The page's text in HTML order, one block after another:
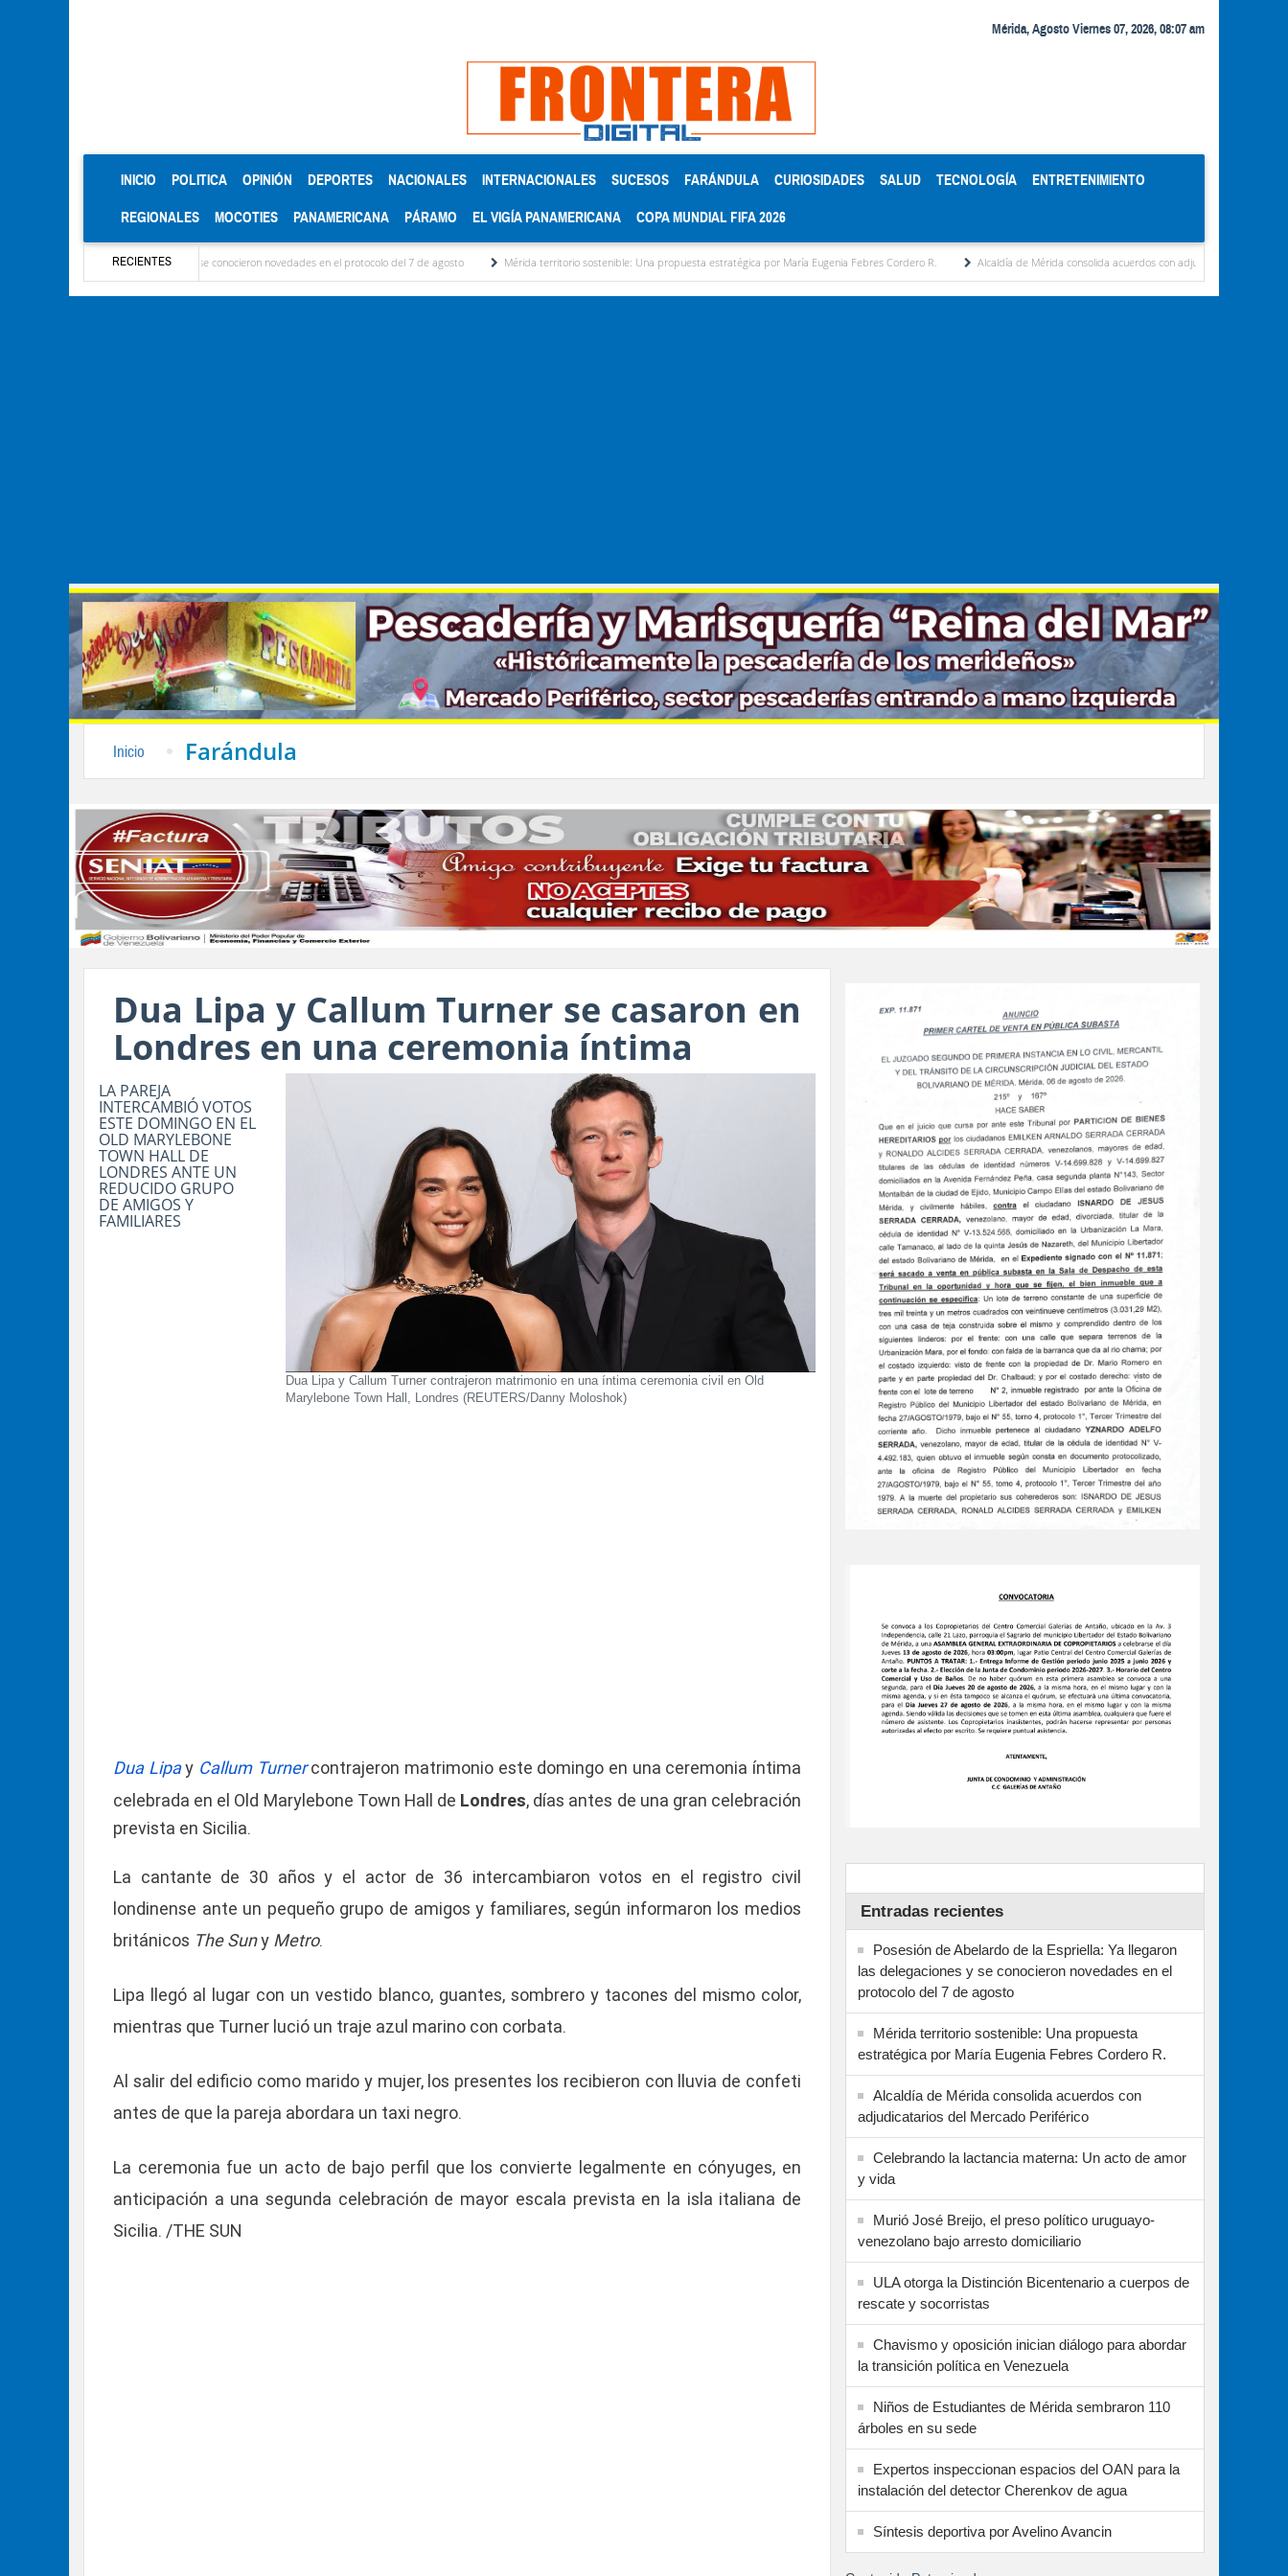
Mérida, Agosto Viernes 07, 2026, 08:07 am
INICIO (CURRENT)
POLITICA OPINIÓN DEPORTES NACIONALES INTERNACIONALES SUCESOS FARÁNDULA CURIOSIDADES SALUD TECNOLOGÍA ENTRETENIMIENTO
REGIONALES MOCOTIES PANAMERICANA PÁRAMO EL VIGÍA PANAMERICANA COPA MUNDIAL FIFA 2026
RECIENTES
llegaron las delegaciones y se conocieron novedades en el protocolo del 7 de agosto Mérida territorio sostenible: Una propuesta estratégica por María Eugenia Febres Cordero R. Alcaldía de Mérida consolida acuerdos con adjudicatarios del Mercado Periférico
Inicio Farándula
Dua Lipa y Callum Turner se casaron en
Londres en una ceremonia íntima
Dua Lipa y Callum Turner contrajeron matrimonio en una íntima ceremonia civil en Old
Marylebone Town Hall, Londres (REUTERS/Danny Moloshok)
LA PAREJA
INTERCAMBIÓ VOTOS
ESTE DOMINGO EN EL
OLD MARYLEBONE
TOWN HALL DE
LONDRES ANTE UN
REDUCIDO GRUPO
DE AMIGOS Y
FAMILIARES
Dua Lipa y Callum Turner contrajeron matrimonio este domingo en una ceremonia íntima
celebrada en el Old Marylebone Town Hall de Londres, días antes de una gran celebración
prevista en Sicilia.
La cantante de 30 años y el actor de 36 intercambiaron votos en el registro civil
londinense ante un pequeño grupo de amigos y familiares, según informaron los medios
británicos The Suny Metro.
Lipa llegó al lugar con un vestido blanco, guantes, sombrero y tacones del mismo color,
mientras que Turner lució un traje azul marino con corbata.
Al salir del edificio como marido y mujer, los presentes los recibieron con lluvia de confeti
antes de que la pareja abordara un taxi negro.
La ceremonia fue un acto de bajo perfil que los convierte legalmente en cónyuges, en
anticipación a una segunda celebración de mayor escala prevista en la isla italiana de
Sicilia. /THE SUN
Entradas recientes
Posesión de Abelardo de la Espriella: Ya llegaron
las delegaciones y se conocieron novedades en el
protocolo del 7 de agosto
Mérida territorio sostenible: Una propuesta
estratégica por María Eugenia Febres Cordero R.
Alcaldía de Mérida consolida acuerdos con
adjudicatarios del Mercado Periférico
Celebrando la lactancia materna: Un acto de amor
y vida
Murió José Breijo, el preso político uruguayo-
venezolano bajo arresto domiciliario
ULA otorga la Distinción Bicentenario a cuerpos de
rescate y socorristas
Chavismo y oposición inician diálogo para abordar
la transición política en Venezuela
Niños de Estudiantes de Mérida sembraron 110
árboles en su sede
Expertos inspeccionan espacios del OAN para la
instalación del detector Cherenkov de agua
Síntesis deportiva por Avelino Avancin